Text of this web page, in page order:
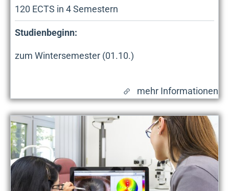
120 ECTS in 4Semestern
Studienbeginn:
zum Wintersemester (01.10.)
mehr Informationen